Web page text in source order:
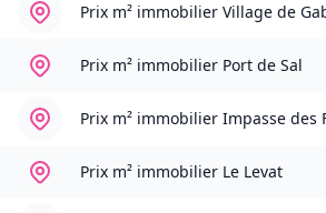
Prix m² immobilier Village de
Prix m² immobilier Port de Sal
Prix m² immobilier Impasse des
Prix m² immobilier Le Levat